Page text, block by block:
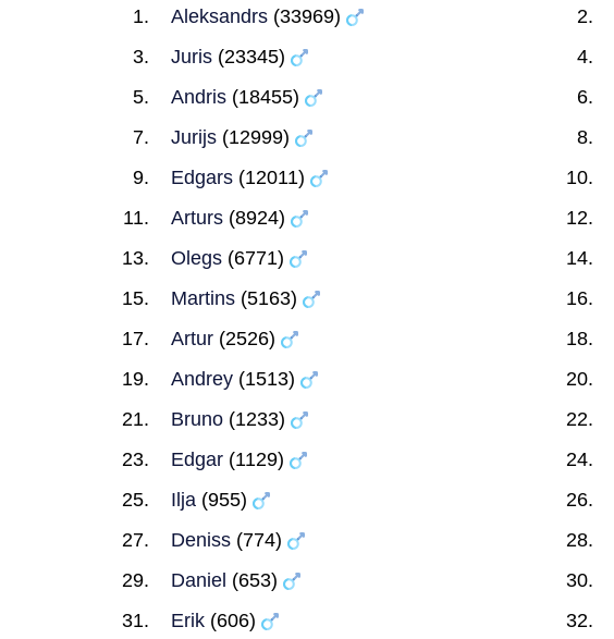
Aleksandrs (33969)
Juris (23345)
Andris (18455)
Jurijs (12999)
Edgars (12011)
Arturs (8924)
Olegs (6771)
Martins (5163)
Artur (2526)
Andrey (1513)
Bruno (1233)
Edgar (1129)
Ilja (955)
Deniss (774)
Daniel (653)
Erik (606)